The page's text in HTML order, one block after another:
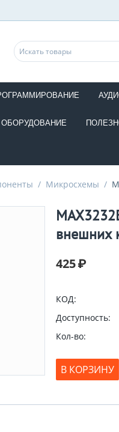
/ Микросхемы /
внешних
425₽
КОД:
Доступность:
Кол-во:
В КОРЗИНУ